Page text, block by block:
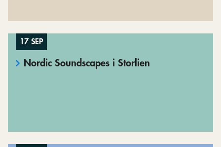
17 SEP
Nordic Soundscapes i Storlien